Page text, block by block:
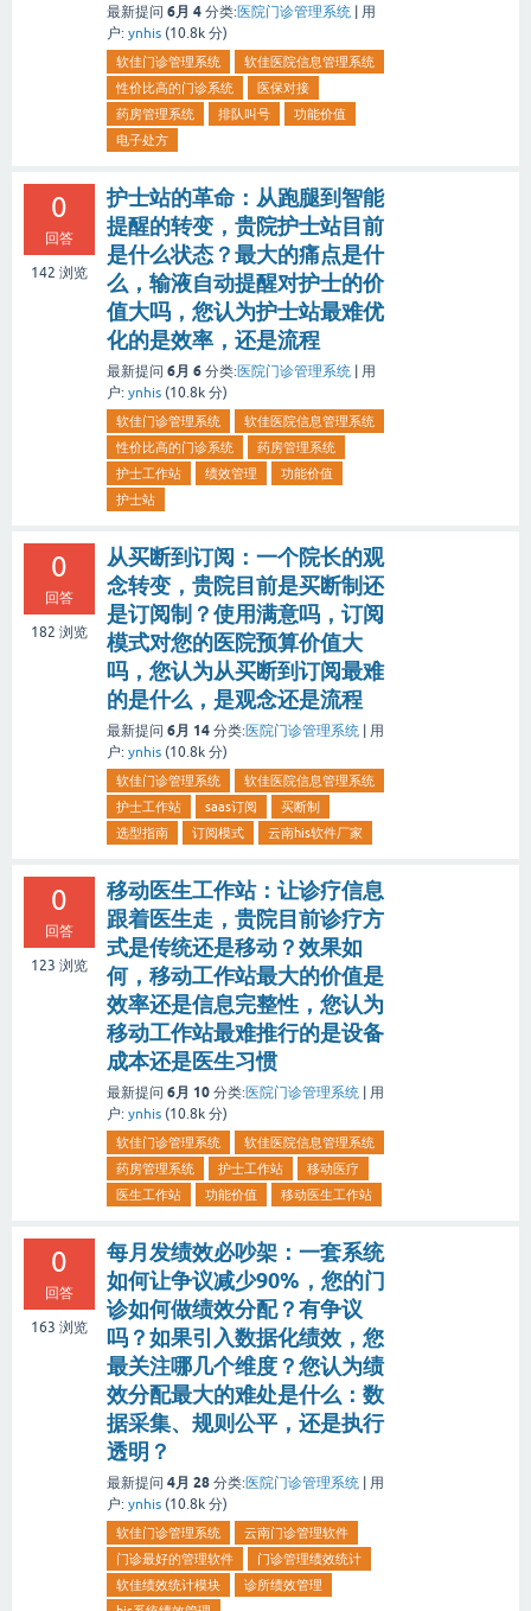
最新提问 6月 4 分类:医院门诊管理系统 | 用
户: ynhis (10.8k 分)
软佳门诊管理系统
软佳医院信息管理系统
性价比高的门诊系统
医保对接
药房管理系统
排队叫号
功能价值
电子处方
0
回答
142 浏览
护士站的革命：从跑腿到智能
提醒的转变，贵院护士站目前
是什么状态？最大的痛点是什
么，输液自动提醒对护士的价
值大吗，您认为护士站最难优
化的是效率，还是流程
最新提问 6月 6 分类:医院门诊管理系统 | 用
户: ynhis (10.8k 分)
软佳门诊管理系统
软佳医院信息管理系统
性价比高的门诊系统
药房管理系统
护士工作站
绩效管理
功能价值
护士站
0
回答
182 浏览
从买断到订阅：一个院长的观
念转变，贵院目前是买断制还
是订阅制？使用满意吗，订阅
模式对您的医院预算价值大
吗，您认为从买断到订阅最难
的是什么，是观念还是流程
最新提问 6月 14 分类:医院门诊管理系统 | 用
户: ynhis (10.8k 分)
软佳门诊管理系统
软佳医院信息管理系统
护士工作站
saas订阅
买断制
选型指南
订阅模式 云南his软件厂家
0
回答
123 浏览
移动医生工作站：让诊疗信息
跟着医生走，贵院目前诊疗方
式是传统还是移动？效果如
何，移动工作站最大的价值是
效率还是信息完整性，您认为
移动工作站最难推行的是设备
成本还是医生习惯
最新提问 6月 10 分类:医院门诊管理系统 | 用
户: ynhis (10.8k 分)
软佳门诊管理系统
软佳医院信息管理系统
药房管理系统
护士工作站
移动医疗
医生工作站
功能价值 移动医生工作站
0
回答
163 浏览
每月发绩效必吵架：一套系统
如何让争议减少90%，您的门
诊如何做绩效分配？有争议
吗？如果引入数据化绩效，您
最关注哪几个维度？您认为绩
效分配最大的难处是什么：数
据采集、规则公平，还是执行
透明？
最新提问 4月 28 分类:医院门诊管理系统 | 用
户: ynhis (10.8k 分)
软佳门诊管理系统
云南门诊管理软件
门诊最好的管理软件
门诊管理绩效统计
软佳绩效统计模块
诊所绩效管理